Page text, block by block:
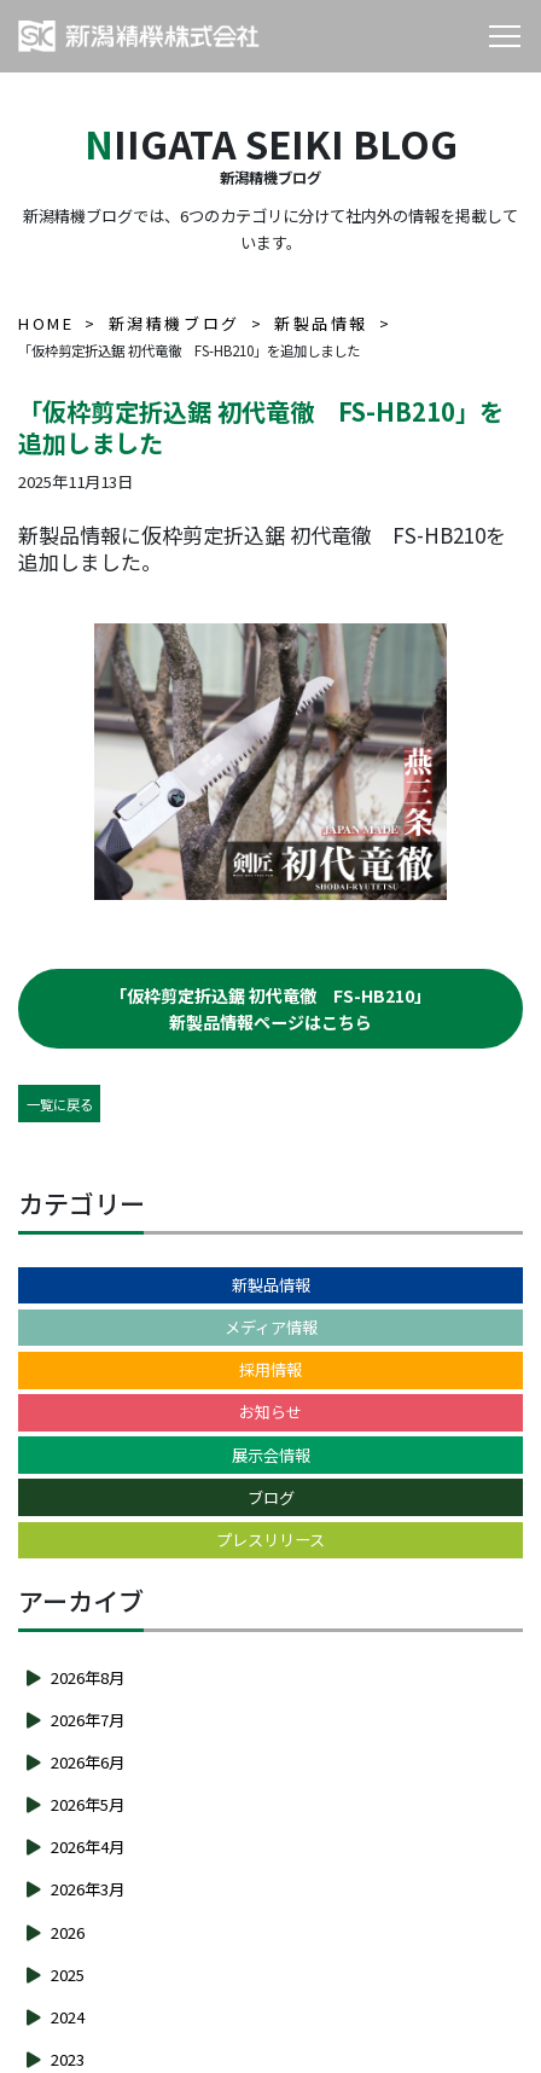
NIIGATA SEIKI BLOG
新潟精機ブログ
新潟精機ブログでは、6つのカテゴリに分けて社内外の情報を掲載して
います。
HOME 新潟精機ブログ 新製品情報
「仮枠剪定折込鋸 初代竜徹 FS-HB210」を追加しました
「仮枠剪定折込鋸 初代竜徹 FS-HB210」を
追加しました
2025年11月13日
新製品情報に仮枠剪定折込鋸 初代竜徹 FS-HB210を
追加しました。
「仮枠剪定折込鋸 初代竜徹 FS-HB210」
新製品情報ページはこちら
一覧に戻る
カテゴリー
新製品情報
メディア情報
採用情報
お知らせ
展示会情報
ブログ
プレスリリース
アーカイブ
2026年8月
2026年7月
2026年6月
2026年5月
2026年4月
2026年3月
2026
2025
2024
2023